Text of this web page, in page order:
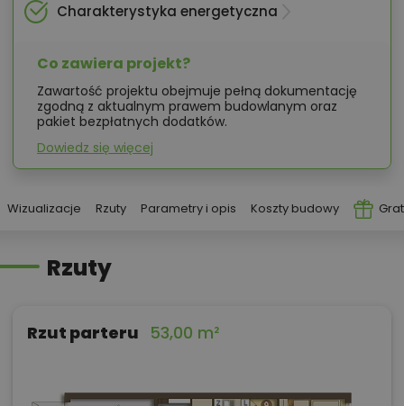
Charakterystyka energetyczna
Co zawiera projekt?
Zawartość projektu obejmuje pełną dokumentację
zgodną z aktualnym prawem budowlanym oraz
pakiet bezpłatnych dodatków.
Dowiedz się więcej
Wizualizacje Rzuty Parametry i opis Koszty budowy
Rzuty
Rzut parteru 53,00 m²